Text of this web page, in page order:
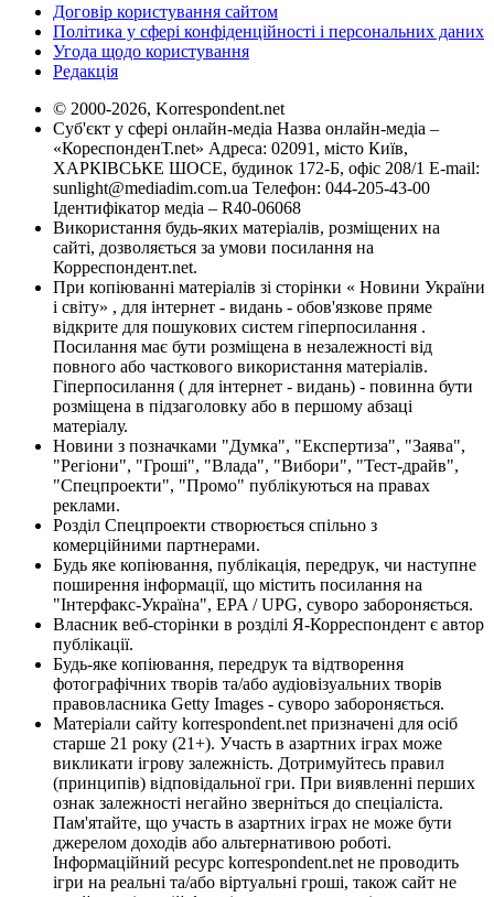
Договір користування сайтом
Політика у сфері конфіденційності і персональних даних
Угода щодо користування
Редакція
© 2000-2026, Korrespondent.net
Суб'єкт у сфері онлайн-медіа Назва онлайн-медіа –
«КореспонденТ.net» Адреса: 02091, місто Київ,
ХАРКІВСЬКЕ ШОСЕ, будинок 172-Б, офіс 208/1 E-mail:
sunlight@mediadim.com.ua Телефон: 044-205-43-00
Ідентифікатор медіа – R40-06068
Використання будь-яких матеріалів, розміщених на
сайті, дозволяється за умови посилання на
Корреспондент.net.
При копіюванні матеріалів зі сторінки « Новини України
і світу» , для інтернет - видань - обов'язкове пряме
відкрите для пошукових систем гіперпосилання .
Посилання має бути розміщена в незалежності від
повного або часткового використання матеріалів.
Гіперпосилання ( для інтернет - видань) - повинна бути
розміщена в підзаголовку або в першому абзаці
матеріалу.
Новини з позначками "Думка", "Експертиза", "Заява",
"Регіони", "Гроші", "Влада", "Вибори", "Тест-драйв",
"Спецпроекти", "Промо" публікуються на правах
реклами.
Розділ Спецпроекти створюється спільно з
комерційними партнерами.
Будь яке копіювання, публікація, передрук, чи наступне
поширення інформації, що містить посилання на
"Інтерфакс-Україна", EPA / UPG, суворо забороняється.
Власник веб-сторінки в розділі Я-Корреспондент є автор
публікації.
Будь-яке копіювання, передрук та відтворення
фотографічних творів та/або аудіовізуальних творів
правовласника Getty Images - суворо забороняється.
Матеріали сайту korrespondent.net призначені для осіб
старше 21 року (21+). Участь в азартних іграх може
викликати ігрову залежність. Дотримуйтесь правил
(принципів) відповідальної гри. При виявленні перших
ознак залежності негайно зверніться до спеціаліста.
Пам'ятайте, що участь в азартних іграх не може бути
джерелом доходів або альтернативою роботі.
Інформаційний ресурс korrespondent.net не проводить
ігри на реальні та/або віртуальні гроші, також сайт не